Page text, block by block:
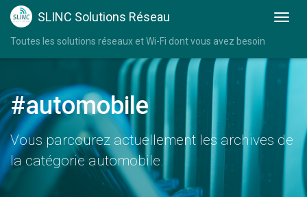
SLINC Solutions Réseau
Toutes les solutions réseaux et Wi-Fi dont vous avez besoin
#automobile
Vous parcourez actuellement les archives de
la catégorie automobile.